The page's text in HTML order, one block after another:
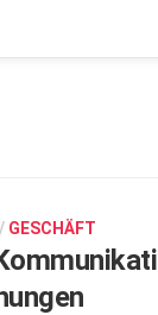
/ GESCHÄFT